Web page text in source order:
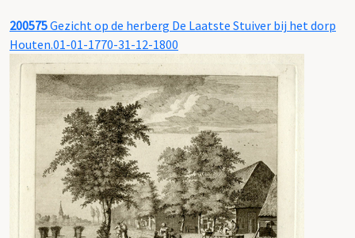
200575Gezicht op de herberg De Laatste Stuiver bij het dorp
Houten.01-01-1770-31-12-1800